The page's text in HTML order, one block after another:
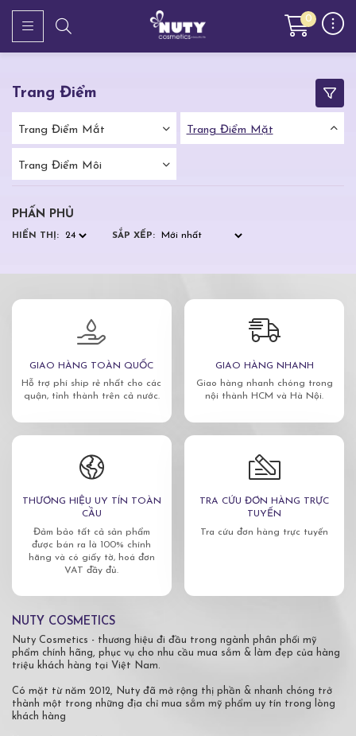
0
Trang Điểm
Trang Điểm Mắt Trang Điểm Mặt
Trang Điểm Môi
PHẤN PHỦ
HIỂN THỊ: SẮP XẾP:
GIAO HÀNG TOÀN QUỐC
Hỗ trợ phí ship rẻ nhất cho các
quận, tỉnh thành trên cả nước.
GIAO HÀNG NHANH
Giao hàng nhanh chóng trong
nội thành HCM và Hà Nội.
THƯƠNG HIỆU UY TÍN TOÀN
CẦU
Đảm bảo tất cả sản phẩm
được bán ra là 100% chính
hãng và có giấy tờ, hoá đơn
VAT đầy đủ.
TRA CỨU ĐƠN HÀNG TRỰC
TUYẾN
Tra cứu đơn hàng trực tuyến
NUTY COSMETICS
Nuty Cosmetics - thương hiệu đi đầu trong ngành phân phối mỹ
phẩm chính hãng, phục vụ cho nhu cầu mua sắm & làm đẹp của hàng
triệu khách hàng tại Việt Nam.
Có mặt từ năm 2012, Nuty đã mở rộng thị phần & nhanh chóng trở
thành một trong những địa chỉ mua sắm mỹ phẩm uy tín trong lòng
khách hàng